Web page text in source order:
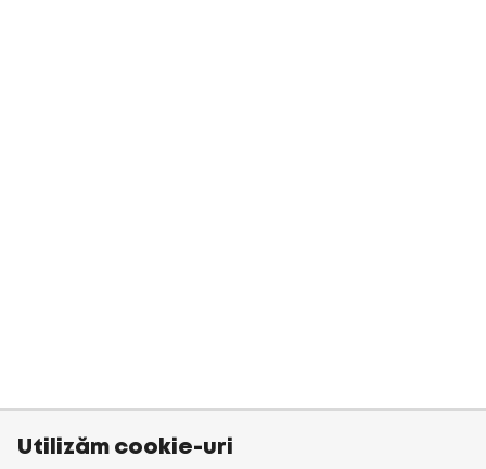
Utilizăm cookie-uri